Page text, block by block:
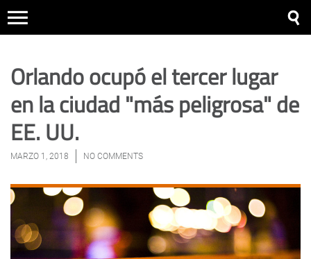
Orlando ocupó el tercer lugar
en la ciudad "más peligrosa" de
EE. UU.
MARZO 1, 2018 NO COMMENTS